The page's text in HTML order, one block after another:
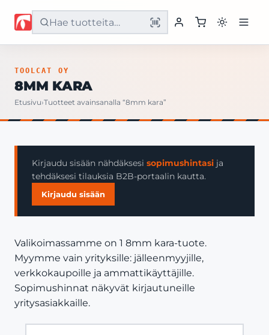
Etusivu
Yritys
Yhteystiedot
TOOLCAT OY
8MM KARA
Etusivu›Tuotteet avainsanalla “8mm kara”
Kirjaudu sisään nähdäksesi sopimushintasi ja
tehdäksesi tilauksia B2B-portaalin kautta.
Kirjaudu sisään
Valikoimassamme on 1 8mm kara-tuote.
Myymme vain yrityksille: jälleenmyyjille,
verkkokaupoille ja ammattikäyttäjille.
Sopimushinnat näkyvät kirjautuneille
yritysasiakkaille.